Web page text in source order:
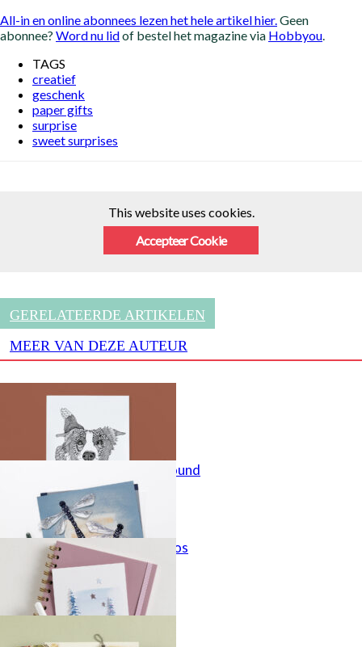
All-in en online abonnees lezen het hele artikel hier.Geen
abonnee? Word nu lidof bestel het magazine via Hobbyou.
TAGS
creatief
geschenk
paper gifts
surprise
sweet surprises
This website uses cookies.
Accepteer Cookie
GERELATEERDE ARTIKELEN
MEER VAN DEZE AUTEUR
Doodle dog
Magic is all around
Hertje in het bos